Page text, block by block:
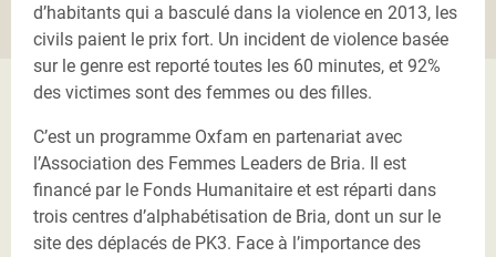
d’habitants qui a basculé dans la violence en 2013, les
civils paient le prix fort. Un incident de violence basée
sur le genre est reporté toutes les 60 minutes, et 92%
des victimes sont des femmes ou des filles.
C’est un programme Oxfam en partenariat avec
l’Association des Femmes Leaders de Bria. Il est
financé par le Fonds Humanitaire et est réparti dans
trois centres d’alphabétisation de Bria, dont un sur le
site des déplacés de PK3. Face à l’importance des